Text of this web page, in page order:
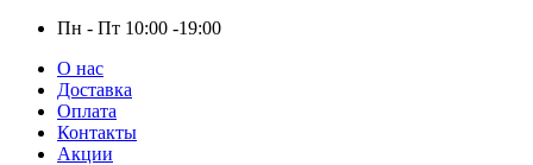
Пн - Пт 10:00 -19:00
О нас
Доставка
Оплата
Контакты
Акции